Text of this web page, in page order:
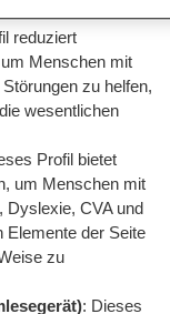
reduziert
Menschen mit
zu helfen,
wesentlichen
Profil bietet
um Menschen mit
Dyslexie, CVA und
Elemente der Seite
zu
: Dieses